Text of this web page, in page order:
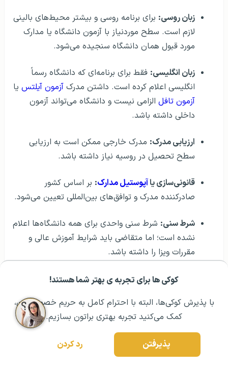
کوکی ها برای تجربه ی بهتر شما هستند!
با پذیرش کوکی‌ها، البته با احترام کامل به حریم خصوصیتون،
کمک می‌کنید تجربه بهتری براتون بسازیم.
پذیرفتن رد کردن
مشــاوره اولیه رایگان: ۰۲۱ ۴۳۰۰۰ ۰۲۱ رزرو مشاوره تخصصی
زبان روسی: برای برنامه روسی و بیشتر محیط‌های بالینی
لازم است. سطح موردنیاز با آزمون دانشگاه یا مدارک
مورد قبول همان دانشگاه سنجیده می‌شود.
زبان انگلیسی: فقط برای برنامه‌ای که دانشگاه رسماً
انگلیسی اعلام کرده است. داشتن مدرک آزمون آیلتس یا
آزمون تافل الزامی نیست و دانشگاه می‌تواند آزمون
داخلی داشته باشد.
ارزیابی مدرک: مدرک خارجی ممکن است به ارزیابی
سطح تحصیل در روسیه نیاز داشته باشد.
قانونی‌سازی یاآپوستیل مدارک: بر اساس کشور
صادرکننده مدرک و توافق‌های بین‌المللی تعیین می‌شود.
شرط سنی: شرط سنی واحدی برای همه دانشگاه‌ها اعلام
نشده است؛ اما متقاضی باید شرایط آموزش عالی و
مقررات ویزا را داشته باشد.
لازم برای تحصیل دندانپزشکی در روسیه
اعتبار پاسپورت موردنیاز دانشگاه‌ها می‌تواند متفاوت
باشد. دانشگاه پاولوف برای پذیرش ۲۰۲۶، اعتبار بیش